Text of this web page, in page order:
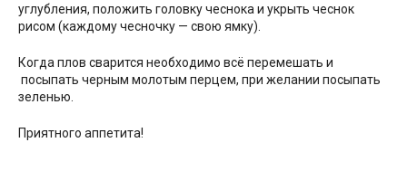
углубления, положить головку чеснока и укрыть чеснок
рисом (каждому чесночку — свою ямку).
Когда плов сварится необходимо всё перемешать и
посыпать черным молотым перцем, при желании посыпать
зеленью.
Приятного аппетита!